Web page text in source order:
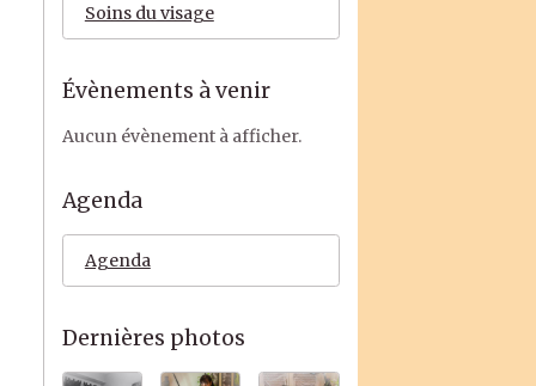
Soins du visage
Évènements à venir
Aucun évènement à afficher.
Agenda
Agenda
Dernières photos